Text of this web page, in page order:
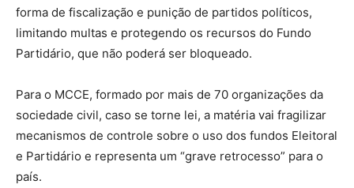
forma de fiscalização e punição de partidos políticos,
limitando multas e protegendo os recursos do Fundo
Partidário, que não poderá ser bloqueado.
Para o MCCE, formado por mais de 70 organizações da
sociedade civil, caso se torne lei, a matéria vai fragilizar
mecanismos de controle sobre o uso dos fundos Eleitoral
e Partidário e representa um “grave retrocesso” para o
país.